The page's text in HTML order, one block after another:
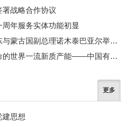
战略合作协议
年服务实体功能初显
中铝集团董事长段向东与蒙古国副总理诺木泰巴亚尔举行会谈
锻造无愧时代无愧使命的世界一流新质产能——中国有色金属工业的战略应对与破局之道（二）
更多
建思想